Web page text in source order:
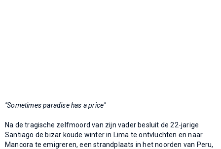
"Sometimes paradise has a price"
Na de tragische zelfmoord van zijn vader besluit de 22-jarige
Santiago de bizar koude winter in Lima te ontvluchten en naar
Mancora te emigreren, een strandplaats in het noorden van Peru,